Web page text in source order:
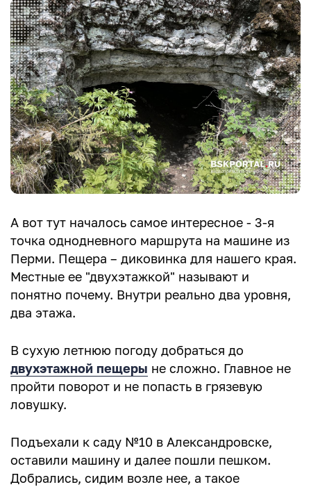
А вот тут началось самое интересное - 3-я
точка однодневного маршрута на машине из
Перми. Пещера – диковинка для нашего края.
Местные ее "двухэтажкой" называют и
понятно почему. Внутри реально два уровня,
два этажа.
В сухую летнюю погоду добраться до
двухэтажной пещеры не сложно. Главное не
пройти поворот и не попасть в грязевую
ловушку.
Подъехали к саду №10 в Александровске,
оставили машину и далее пошли пешком.
Добрались, сидим возле нее, а такое